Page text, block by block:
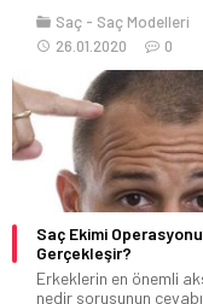
Saç
Saç Modelleri
26.01.2020
0
Saç Ekimi
Gerçekleşir?
Erkeklerin en önemli
nedir sorusunun